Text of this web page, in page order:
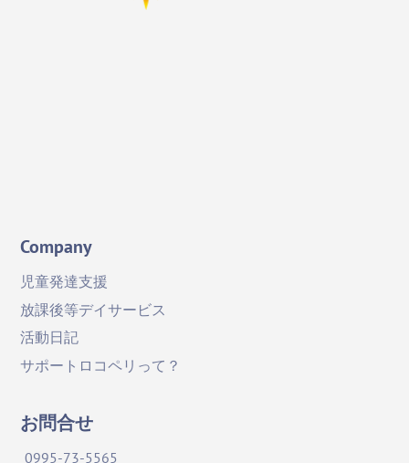
Company
児童発達支援
放課後等デイサービス
活動日記
サポートロコペリって？
お問合せ
0995-73-5565